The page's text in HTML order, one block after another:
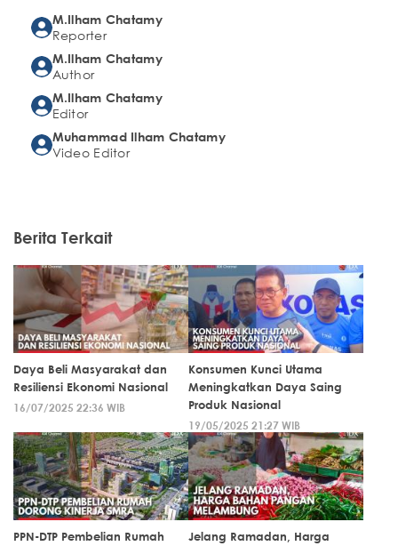
M.Ilham Chatamy
Reporter
M.Ilham Chatamy
Author
M.Ilham Chatamy
Editor
Muhammad Ilham Chatamy
Video Editor
Berita Terkait
Daya Beli Masyarakat dan
Resiliensi Ekonomi Nasional
16/07/2025 22:36 WIB
Konsumen Kunci Utama
Meningkatkan Daya Saing
Produk Nasional
19/05/2025 21:27 WIB
PPN-DTP Pembelian Rumah
Jelang Ramadan, Harga